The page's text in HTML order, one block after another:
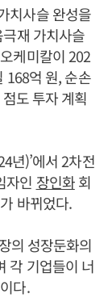
치사슬 완성을
재 가치사슬
케미칼이 202
168억 원, 순손
도 투자 계획
년)’에서 2차전
자인 장인화회
바뀌었다.
의 성장둔화의
각 기업들이 너
다.